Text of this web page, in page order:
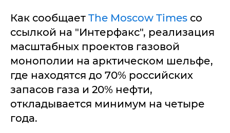
Как сообщает The Moscow Times со
ссылкой на "Интерфакс", реализация
масштабных проектов газовой
монополии на арктическом шельфе,
где находятся до 70% российских
запасов газа и 20% нефти,
откладывается минимум на четыре
года.